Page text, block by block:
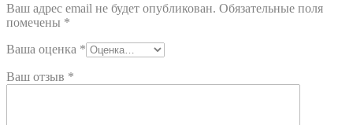
Ваш адрес email не будет опубликован. Обязательные поля
помечены *
Ваша оценка *
Ваш отзыв *